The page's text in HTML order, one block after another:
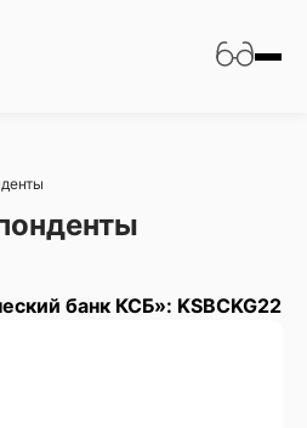
банк КСБ»: KSBCKG22